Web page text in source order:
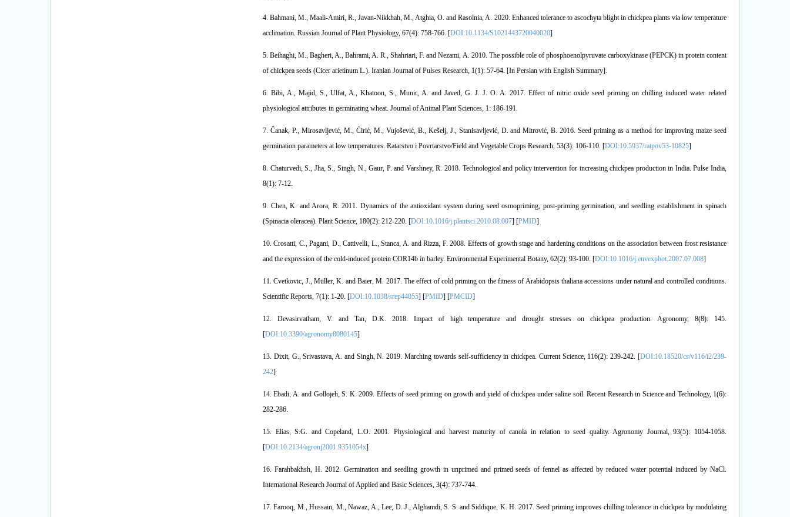
4. Bahmani, M., Maali-Amiri, R., Javan-Nikkhah, M., Atghia, O. and Rasolnia, A. 2020. Enhanced tolerance to ascochyta blight in chickpea plants via low temperature
acclimation. Russian Journal of Plant Physiology, 67(4): 758-766. [DOI:10.1134/S1021443720040020]
5. Beihaghi, M., Bagheri, A., Bahrami, A. R., Shahriari, F. and Nezami, A. 2010. The possible role of phosphoenolpyruvate carboxykinase (PEPCK) in protein content
of chickpea seeds (Cicer arietinum L.). Iranian Journal of Pulses Research, 1(1): 57-64. [In Persian with English Summary].
6. Bibi, A., Majid, S., Ulfat, A., Khatoon, S., Munir, A. and Javed, G. J. J. O. A. 2017. Effect of nitric oxide seed priming on chilling induced water related
physiological attributes in germinating wheat. Journal of Animal Plant Sciences, 1: 186-191.
7. Čanak, P., Mirosavljević, M., Ćirić, M., Vujošević, B., Kešelj, J., Stanisavljević, D. and Mitrović, B. 2016. Seed priming as a method for improving maize seed
germination parameters at low temperatures. Ratarstvo i Povrtarstvo/Field and Vegetable Crops Research, 53(3): 106-110. [DOI:10.5937/ratpov53-10825]
8. Chaturvedi, S., Jha, S., Singh, N., Gaur, P. and Varshney, R. 2018. Technological and policy intervention for increasing chickpea production in India. Pulse India,
8(1): 7-12.
9. Chen, K. and Arora, R. 2011. Dynamics of the antioxidant system during seed osmopriming, post-priming germination, and seedling establishment in spinach
(Spinacia oleracea). Plant Science, 180(2): 212-220. [DOI:10.1016/j.plantsci.2010.08.007] [PMID]
10. Crosatti, C., Pagani, D., Cattivelli, L., Stanca, A. and Rizza, F. 2008. Effects of growth stage and hardening conditions on the association between frost resistance
and the expression of the cold-induced protein COR14b in barley. Environmental Experimental Botany, 62(2): 93-100. [DOI:10.1016/j.envexpbot.2007.07.008]
11. Cvetkovic, J., Müller, K. and Baier, M. 2017. The effect of cold priming on the fitness of Arabidopsis thaliana accessions under natural and controlled conditions.
Scientific Reports, 7(1): 1-20. [DOI:10.1038/srep44055] [PMID] [PMCID]
12. Devasirvatham, V. and Tan, D.K. 2018. Impact of high temperature and drought stresses on chickpea production. Agronomy, 8(8): 145.
[DOI:10.3390/agronomy8080145]
13. Dixit, G., Srivastava, A. and Singh, N. 2019. Marching towards self-sufficiency in chickpea. Current Science, 116(2): 239-242. [DOI:10.18520/cs/v116/i2/239-
242]
14. Ebadi, A. and Gollojeh, S. K. 2009. Effects of seed priming on growth and yield of chickpea under saline soil. Recent Research in Science and Technology, 1(6):
282-286.
15. Elias, S.G. and Copeland, L.O. 2001. Physiological and harvest maturity of canola in relation to seed quality. Agronomy Journal, 93(5): 1054-1058.
[DOI:10.2134/agronj2001.9351054x]
16. Farahbakhsh, H. 2012. Germination and seedling growth in unprimed and primed seeds of fennel as affected by reduced water potential induced by NaCl.
International Research Journal of Applied and Basic Sciences, 3(4): 737-744.
17. Farooq, M., Hussain, M., Nawaz, A., Lee, D. J., Alghamdi, S. S. and Siddique, K. H. 2017. Seed priming improves chilling tolerance in chickpea by modulating